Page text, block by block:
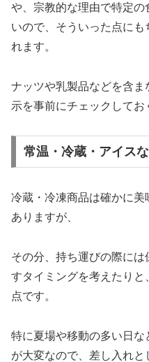
や、宗教的な理由で特定
いので、そういった点に
れます。
ナッツや乳製品などを含
示を事前にチェックしてお
常温・冷蔵・アイス
冷蔵・冷凍商品は確かに
ありますが、
その分、持ち運びの際に
すタイミングを考えたり
点です。
特に夏場や移動の多い日
が大変なので、差し入れと